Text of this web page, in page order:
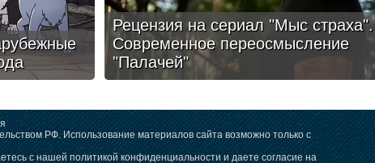
Рецензия на сериал "Мыс страха".
Современное переосмысление
"Палачей"
РФ. Использование материалов сайта возможно только с
с нашей политикой конфиденциальности и даете согласие на